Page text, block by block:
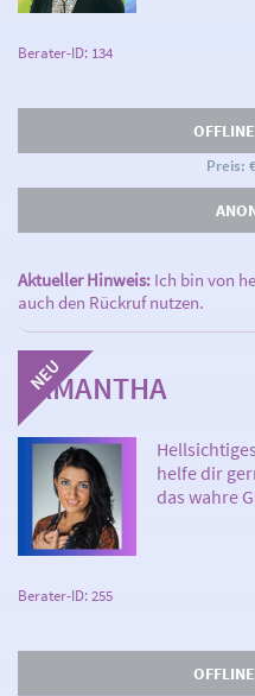
Berater-ID: 134
Preis:
Aktueller Hinweis: Ich bin von
auch den Rückruf nutzen.
SAMANTHA
helfe dir
das wahre
Berater-ID: 255